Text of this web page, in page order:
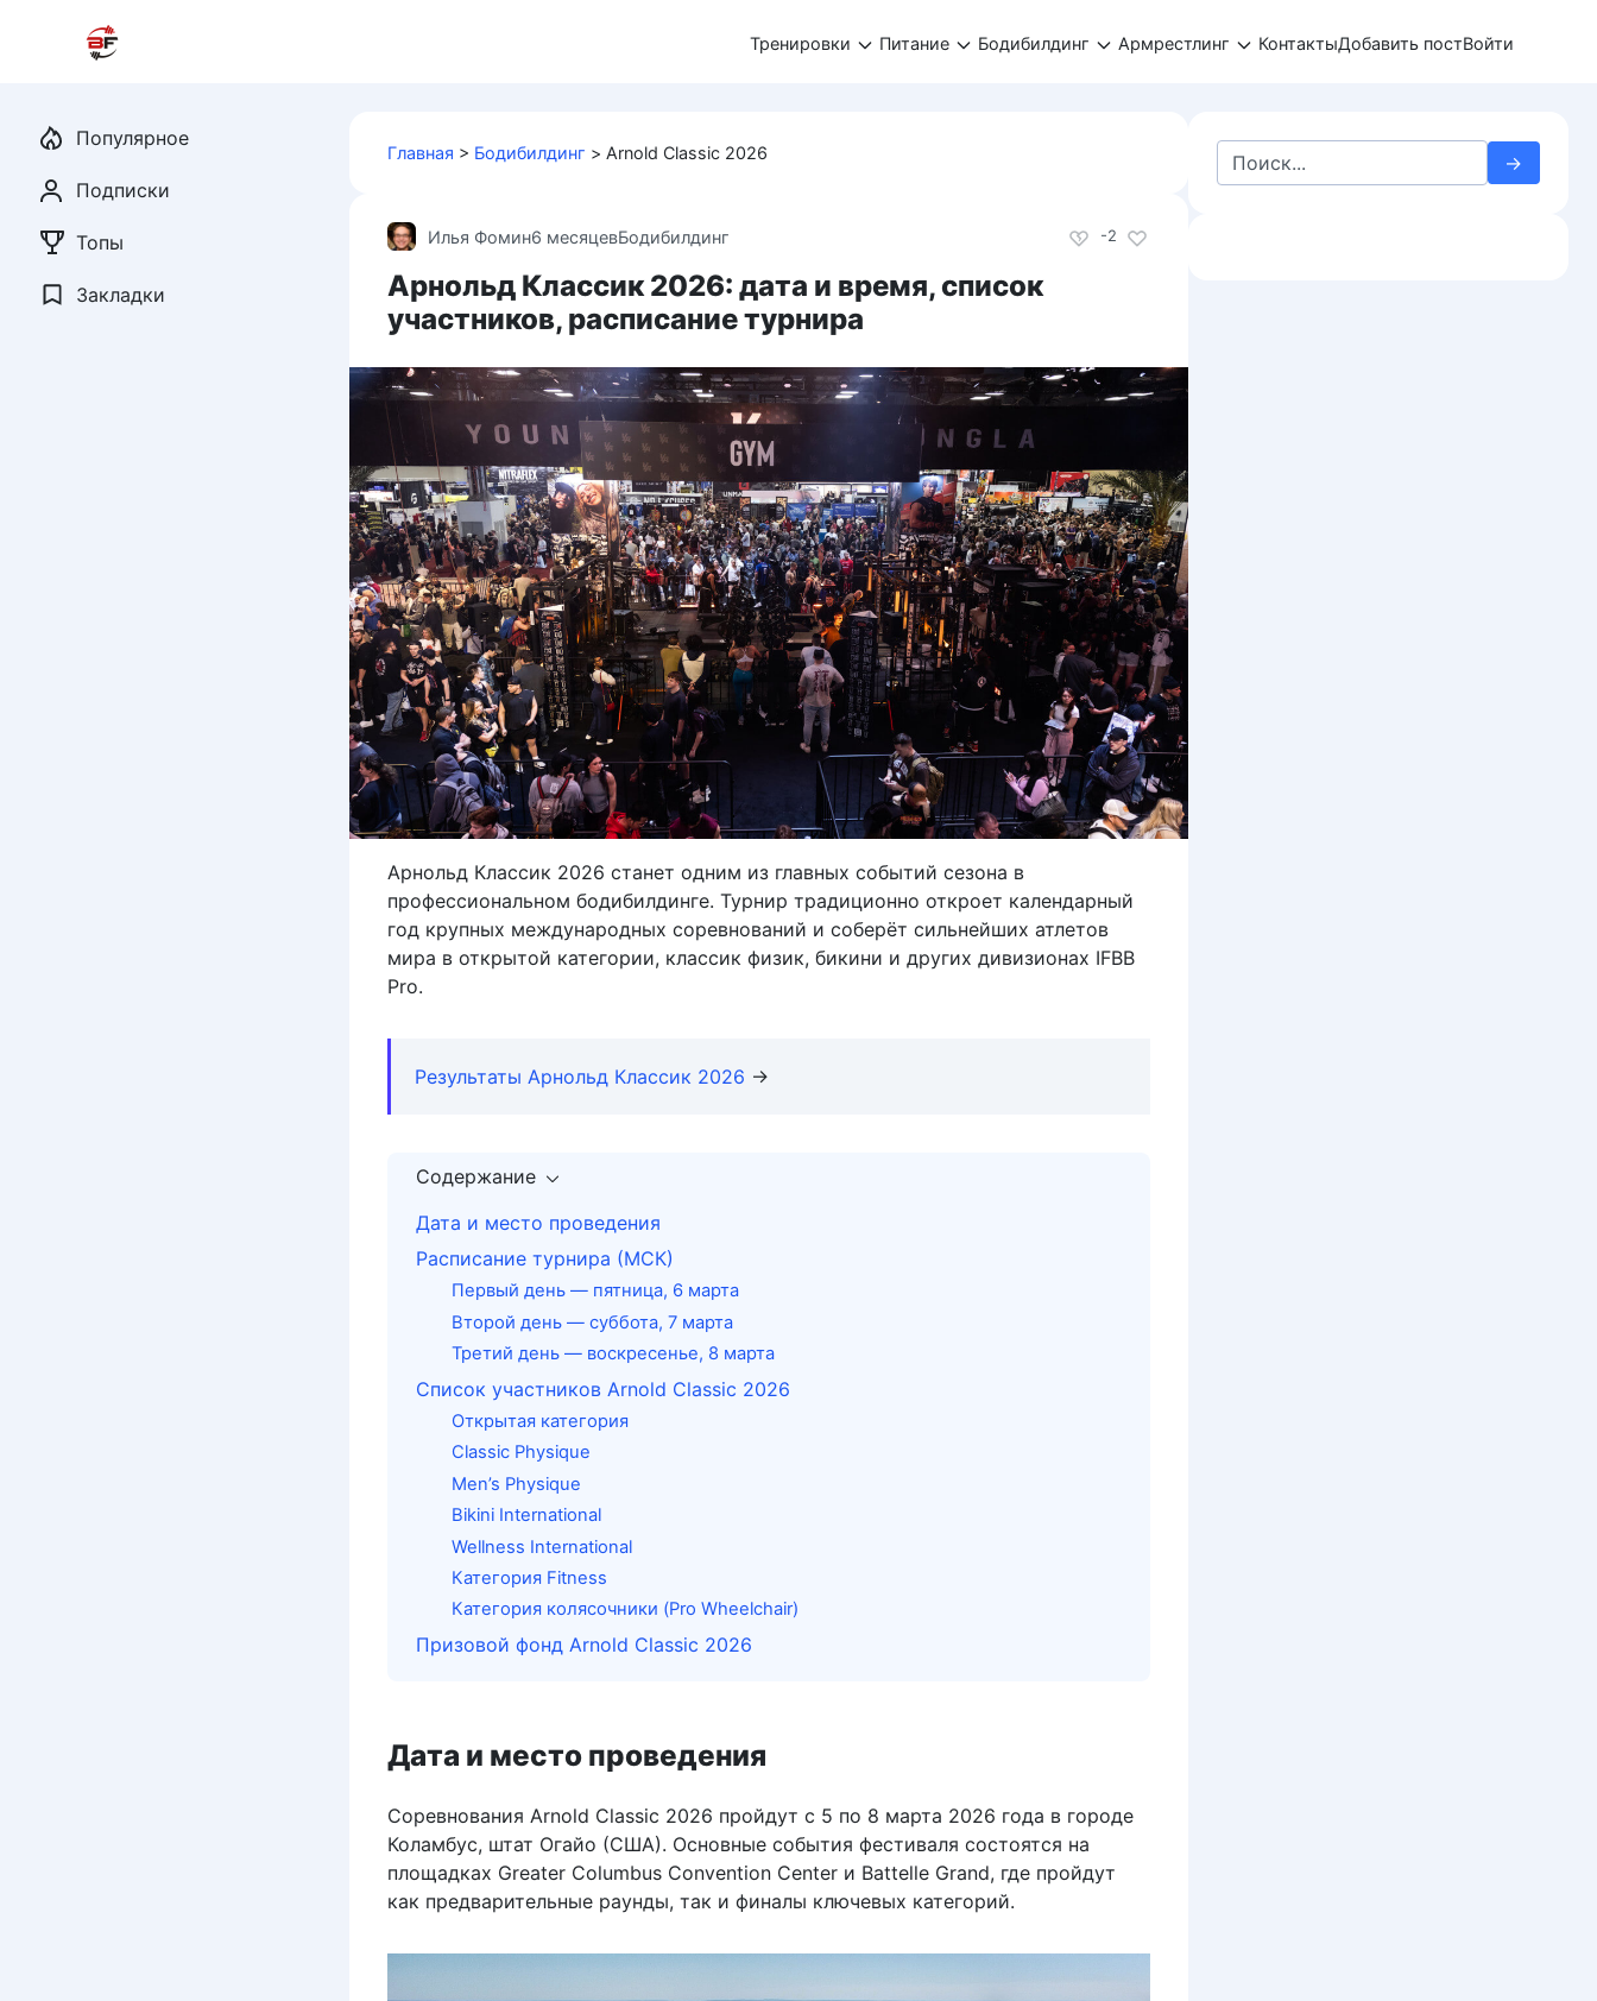
Тренировки Питание Бодибилдинг Армрестлинг КонтактыДобавить постВойти
Главная > Бодибилдинг > Arnold Classic 2026
-2
Илья Фомин6 месяцевБодибилдинг
Арнольд Классик 2026: дата и время, список
участников, расписание турнира
Арнольд Классик 2026 станет одним из главных событий сезона в
профессиональном бодибилдинге. Турнир традиционно откроет календарный
год крупных международных соревнований и соберёт сильнейших атлетов
мира в открытой категории, классик физик, бикини и других дивизионах IFBB
Pro.
Результаты Арнольд Классик 2026 →
Содержание
Дата и место проведения
Расписание турнира (МСК)
Первый день — пятница, 6 марта
Второй день — суббота, 7 марта
Третий день — воскресенье, 8 марта
Список участников Arnold Classic 2026
Открытая категория
Classic Physique
Men’s Physique
Bikini International
Wellness International
Категория Fitness
Категория колясочники (Pro Wheelchair)
Призовой фонд Arnold Classic 2026
Дата и место проведения
Соревнования Arnold Classic 2026 пройдут с 5 по 8 марта 2026 года в городе
Коламбус, штат Огайо (США). Основные события фестиваля состоятся на
площадках Greater Columbus Convention Center и Battelle Grand, где пройдут
как предварительные раунды, так и финалы ключевых категорий.
Популярное
Подписки
Топы
Закладки
Search
for: